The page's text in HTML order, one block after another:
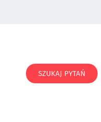
SZUKAJ PYTAŃ